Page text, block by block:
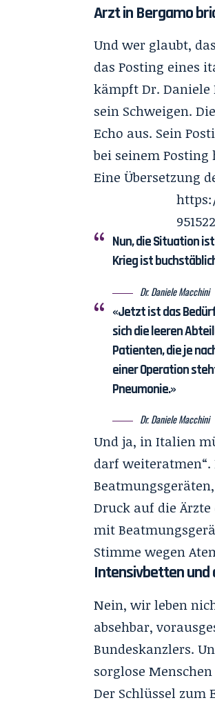
Arzt in Bergamo
Und wer glaubt,
das Posting eines
kämpft Dr. Daniele
sein Schweigen.
Echo aus. Sein
bei seinem
Eine Übersetzung
Nun, die Situation
Krieg ist
Dr. Daniele Macchini
«Jetzt ist das
sich die leeren
Patienten, die je
einer Operation
Pneumonie.»
Dr. Daniele Macchini
Und ja, in Italien
darf
Druck auf die
mit
Stimme wegen
Intensivbetten und
Nein, wir leben
absehbar,
Bundeskanzlers.
sorglose
Der Schlüssel zum